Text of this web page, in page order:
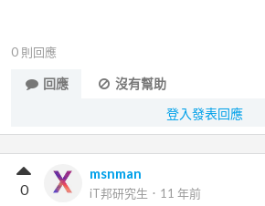
0 則回應
回應
沒有幫助
登入發表回應
msnman
iT邦研究生 ． 11 年前
0